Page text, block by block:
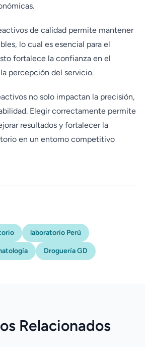
de calidad permite mantener
lo cual es esencial para el
fortalece la confianza en el
percepción del servicio.
no solo impactan la precisión,
Elegir correctamente permite
resultados y fortalecer la
en un entorno competitivo
laboratorio Perú
Droguería GD
Relacionados